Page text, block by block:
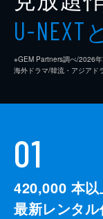
U-NEXT
※GEM Partners調べ/2026
海外ドラマ/韓流・アジアド
01
420,000 本以
最新レンタル